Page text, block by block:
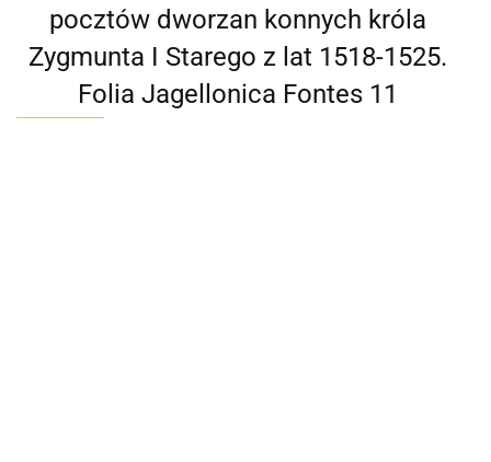
pocztów dworzan konnych króla
Zygmunta I Starego z lat 1518-1525.
Folia Jagellonica Fontes 11